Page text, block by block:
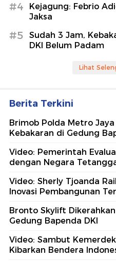
#4
Kejagung: Febrio
Jaksa
#5
Sudah 3 Jam,
DKI Belum Padam
Lihat
Berita Terkini
Brimob Polda Metro
Kebakaran di Gedung
Video: Pemerintah
dengan Negara
Video: Sherly Tjoanda
Inovasi Pembangunan
Bronto Skylift
Gedung Bapenda DKI
Video: Sambut
Kibarkan Bendera